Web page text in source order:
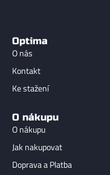
Optima
O nás
Kontakt
Ke stažení
O nákupu
O nákupu
Jak nakupovat
Doprava a Platba